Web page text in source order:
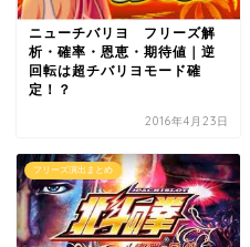
ニューチバリヨ フリーズ解
析・確率・恩恵・期待値｜逆
回転は超チバリヨモード確
定！？
2016年4月23日
フリーズ演出まとめ